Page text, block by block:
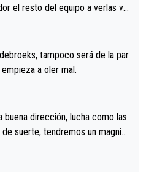
el resto del equipo a verlas ve
de Enric Más en San Seb
sigue la mejoría, podríamos ten
tampoco será de la par
a oler mal.
buena dirección, lucha como las
suerte, tendremos un magnífi